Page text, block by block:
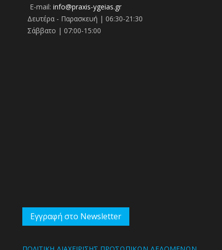
E-mail: info@praxis-ygeias.gr
Δευτέρα - Παρασκευή | 06:30-21:30
Σάββατο | 07:00-15:00
Εγγραφή στο Newsletter